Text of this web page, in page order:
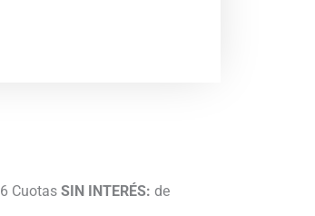
6 Cuotas SIN INTERÉS: de